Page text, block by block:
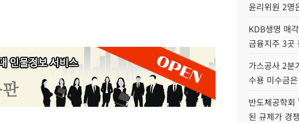
윤리위원 2명
KDB생명 매
금융지주 3곳
가스공사 2분
수용 미수금
반도체공학
된 규제가 경